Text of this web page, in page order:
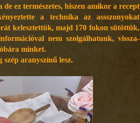
ez természetes, hiszen amikor a recept
a technika az assszonyokat
kelesztettük, majd 170 fokon sütöttük,
nem szolgálhatunk, vissza-
minket.
aranyszínű lesz.